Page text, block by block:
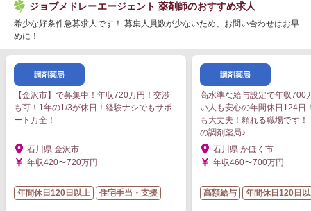
ジョブメドレーエージェント 薬剤師のおすすめ求人
希少な好条件急募求人です！ 募集人員数が少ないため、お問い合わせはお早
めに！
【金沢市】で募集中！年収720万円！交渉
も可！1年の1/3が休日！経験ナシでもサポ
ート万全！
石川県 金沢市
年収420〜720万円
年間休日120日以上 住宅手当・支援
高水準な給与設定で年収700
い人も安心の年間休日124日
も大丈夫！頼れる職場です
の調剤薬局♪
石川県 かほく市
年収460〜700万円
高額給与 年間休日120日